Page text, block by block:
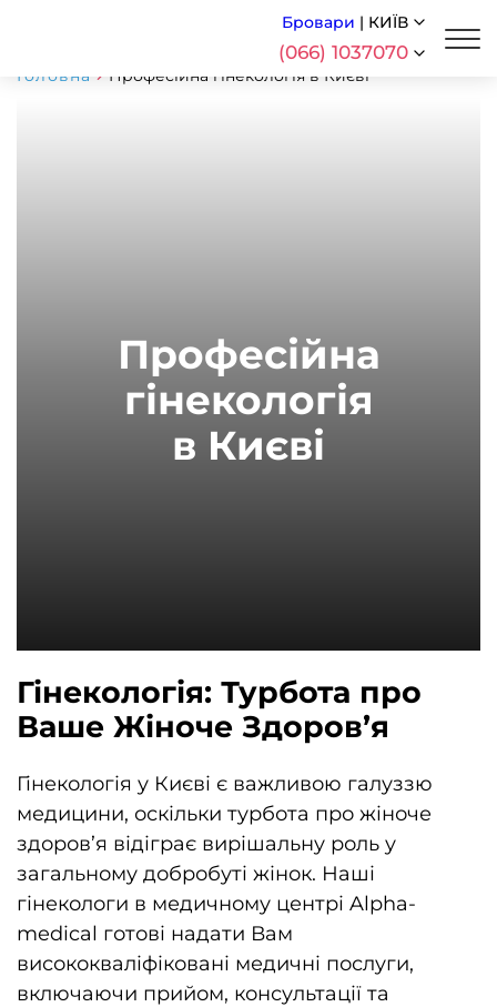
Бровари | КИЇВ
(066) 1037070
Головна Професійна гінекологія в Києві
Професійна
гінекологія
в Києві
Гінекологія: Турбота про
Ваше Жіноче Здоров’я
Гінекологія у Києві є важливою галуззю
медицини, оскільки турбота про жіноче
здоров’я відіграє вирішальну роль у
загальному добробуті жінок. Наші
гінекологи в медичному центрі Alpha-
medical готові надати Вам
висококваліфіковані медичні послуги,
включаючи прийом, консультації та